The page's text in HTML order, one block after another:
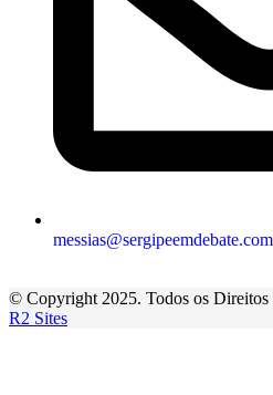
© Copyright 2025. Todos os
R2 Sites